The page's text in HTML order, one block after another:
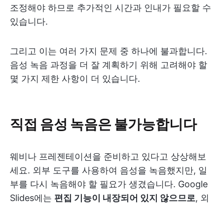
조정해야 하므로 추가적인 시간과 인내가 필요할 수
있습니다.
그리고 이는 여러 가지 문제 중 하나에 불과합니다.
음성 녹음 과정을 더 잘 계획하기 위해 고려해야 할
몇 가지 제한 사항이 더 있습니다.
직접 음성 녹음은 불가능합니다
웨비나 프레젠테이션을 준비하고 있다고 상상해보
세요. 외부 도구를 사용하여 음성을 녹음했지만, 일
부를 다시 녹음해야 할 필요가 생겼습니다. Google
Slides에는 편집 기능이 내장되어 있지 않으므로, 외